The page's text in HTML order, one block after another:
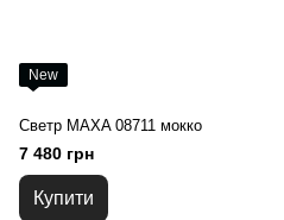
New
Светр MAXA 08711 мокко
7 480 грн
Купити